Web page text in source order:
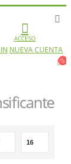
ACCESO
NUEVA CUENTA